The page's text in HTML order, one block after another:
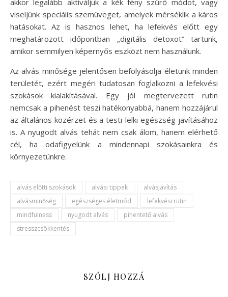
viseljünk speciális szemüveget, amelyek mérséklik a káros
hatásokat. Az is hasznos lehet, ha lefekvés előtt egy
meghatározott időpontban „digitális detoxot” tartunk,
amikor semmilyen képernyős eszközt nem használunk.
Az alvás minősége jelentősen befolyásolja életünk minden
területét, ezért megéri tudatosan foglalkozni a lefekvési
szokások kialakításával. Egy jól megtervezett rutin
nemcsak a pihenést teszi hatékonyabbá, hanem hozzájárul
az általános közérzet és a testi-lelki egészség javításához
is. A nyugodt alvás tehát nem csak álom, hanem elérhető
cél, ha odafigyelünk a mindennapi szokásainkra és
környezetünkre.
alvás előtti szokások alvási tippek
alvásjavítás
alvásminőség
egészséges életmód
lefekvési rutin
mindfulness
nyugodt alvás
pihentető alvás
stresszcsökkentés
SZÓLJ HOZZÁ